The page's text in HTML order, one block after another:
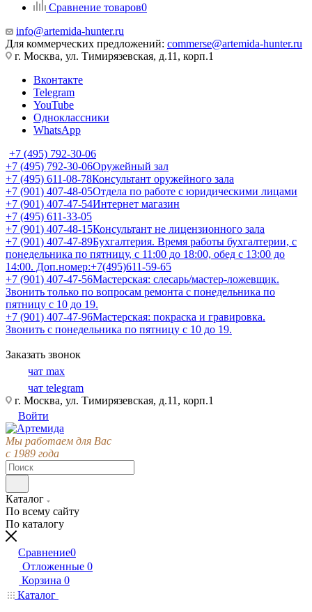
Сравнение товаров0
info@artemida-hunter.ru
Для коммерческих предложений: commerse@artemida-hunter.ru
г. Москва, ул. Тимирязевская, д.11, корп.1
Вконтакте
Telegram
YouTube
Одноклассники
WhatsApp
+7 (495) 792-30-06
+7 (495) 792-30-06Оружейный зал
+7 (495) 611-08-78Консультант оружейного зала
+7 (901) 407-48-05Отдела по работе с юридическими лицами
+7 (901) 407-47-54Интернет магазин
+7 (495) 611-33-05
+7 (901) 407-48-15Консультант не лицензионного зала
+7 (901) 407-47-89Бухгалтерия. Время работы бухгалтерии, с
понедельника по пятницу, с 11:00 до 18:00, обед с 13:00 до
14:00. Доп.номер:+7(495)611-59-65
+7 (901) 407-47-56Мастерская: слесарь/мастер-ложевщик.
Звонить только по вопросам ремонта с понедельника по
пятницу с 10 до 19.
+7 (901) 407-47-96Мастерская: покраска и гравировка.
Звонить с понедельника по пятницу с 10 до 19.
Заказать звонок
чат max
чат telegram
г. Москва, ул. Тимирязевская, д.11, корп.1
Войти
Мы работаем для Вас
с 1989 года
Каталог
По всему сайту
По каталогу
Сравнение0
Отложенные 0
Корзина 0
Каталог